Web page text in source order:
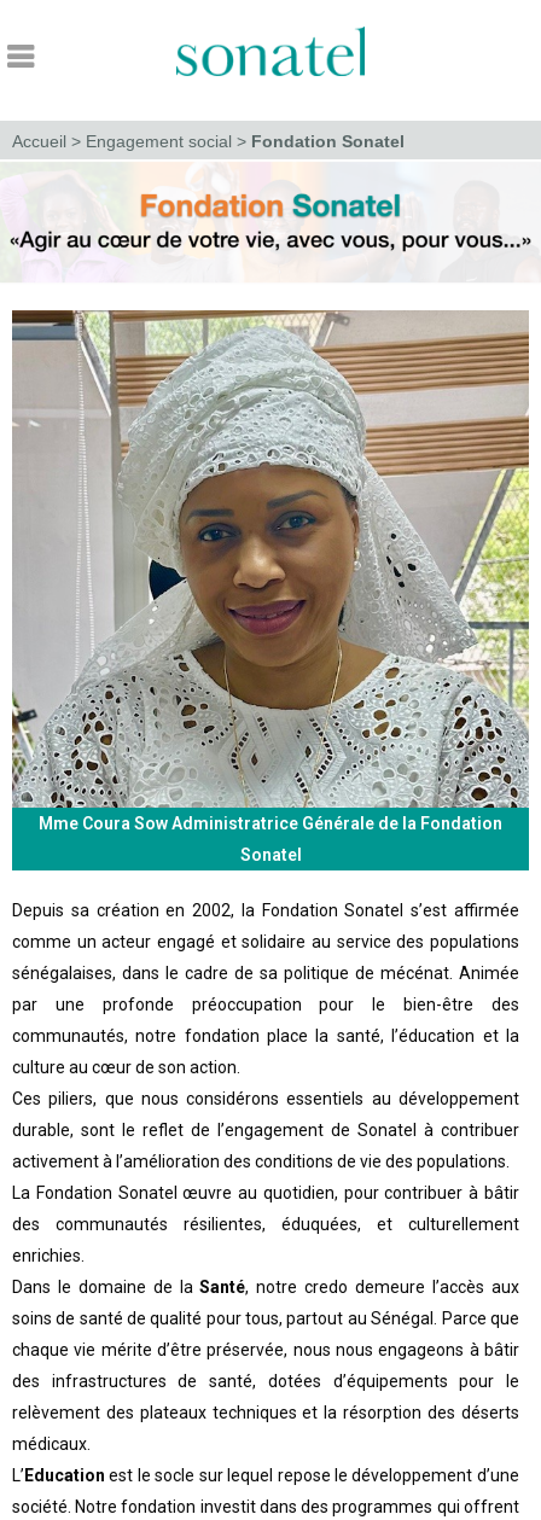
Accueil > Engagement social > Fondation Sonatel
Mme Coura Sow Administratrice Générale de la Fondation
Sonatel
Depuis sa création en 2002, la Fondation Sonatel s’est affirmée
comme un acteur engagé et solidaire au service des populations
sénégalaises, dans le cadre de sa politique de mécénat. Animée
par une profonde préoccupation pour le bien-être des
communautés, notre fondation place la santé, l’éducation et la
culture au cœur de son action.
Ces piliers, que nous considérons essentiels au développement
durable, sont le reflet de l’engagement de Sonatel à contribuer
activement à l’amélioration des conditions de vie des populations.
La Fondation Sonatel œuvre au quotidien, pour contribuer à bâtir
des communautés résilientes, éduquées, et culturellement
enrichies.
Dans le domaine de laSanté, notre credo demeure l’accès aux
soins de santé de qualité pour tous, partout au Sénégal. Parce que
chaque vie mérite d’être préservée, nous nous engageons à bâtir
des infrastructures de santé, dotées d’équipements pour le
relèvement des plateaux techniques et la résorption des déserts
médicaux.
L’ Education est le socle sur lequel repose le développement d’une
société. Notre fondation investit dans des programmes qui offrent